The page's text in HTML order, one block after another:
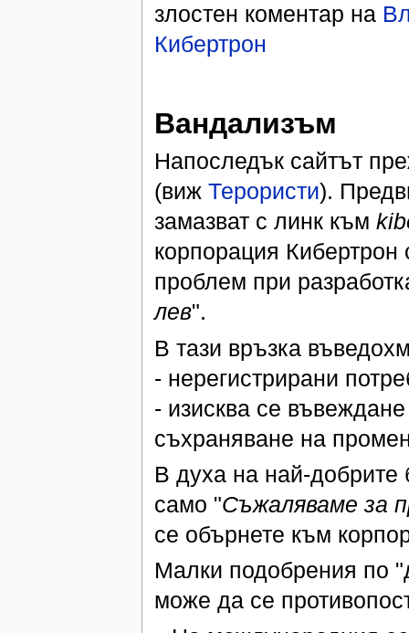
злостен коментар на
Кибертрон
Вандализъм
Напоследък сайтът
(виж Терористи).
замазват с линк към
корпорация Кибертрон
проблем при
лев".
В тази връзка
- нерегистрирани
- изисква се
съхраняване на
В духа на най-
само "Съжаляваме за
се обърнете към
Малки подобрения по
може да се